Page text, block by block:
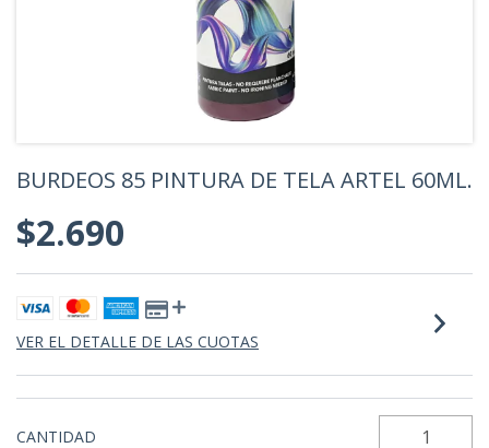
BURDEOS 85 PINTURA DE TELA ARTEL 60ML.
$2.690
VER EL DETALLE DE LAS CUOTAS
CANTIDAD